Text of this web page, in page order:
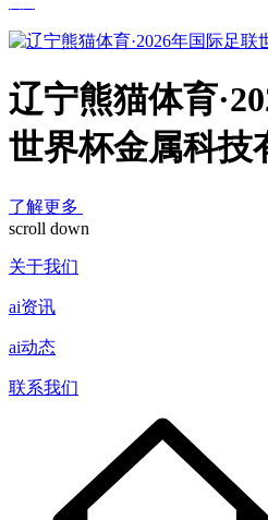
辽宁熊猫体育
世界杯金属科技
了解更多
scroll down
关于我们
ai资讯
ai动态
联系我们